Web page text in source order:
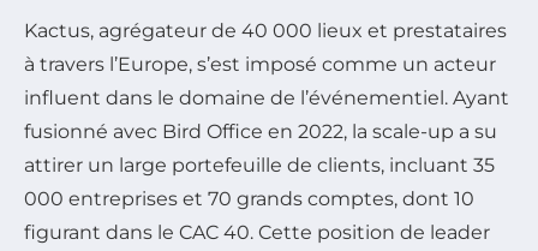
Kactus, agrégateur de 40 000 lieux et prestataires
à travers l’Europe, s’est imposé comme un acteur
influent dans le domaine de l’événementiel. Ayant
fusionné avec Bird Office en 2022, la scale-up a su
attirer un large portefeuille de clients, incluant 35
000 entreprises et 70 grands comptes, dont 10
figurant dans le CAC 40. Cette position de leader